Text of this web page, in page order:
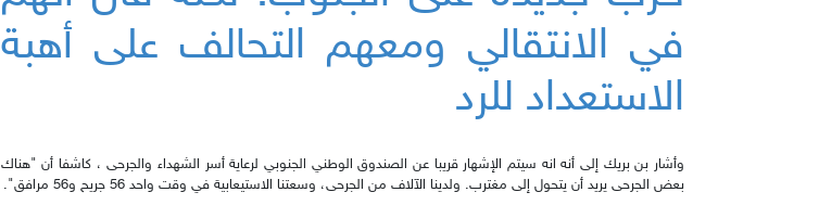
في الانتقالي ومعهم التحالف على أهبة
الاستعداد للرد
وأشار بن بريك إلى أنه انه سيتم الإشهار قريبا عن الصندوق الوطني الجنوبي لرعاية أسر الشهداء والجرحى ، كاشفا أن "هناك
بعض الجرحى يريد أن يتحول إلى مغترب. ولدينا الآلاف من الجرحى، وسعتنا الاستيعابية في وقت واحد 56 جريح و56 مرافق".